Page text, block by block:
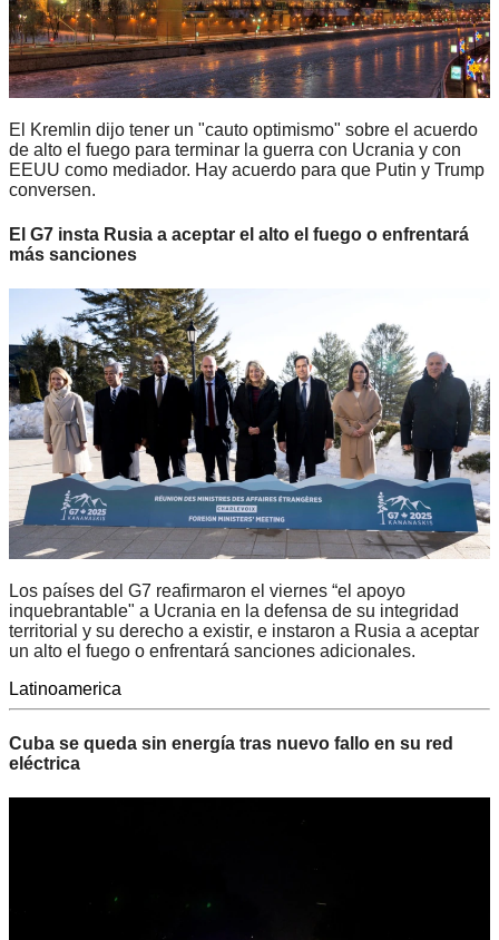
El Kremlin dijo tener un "cauto optimismo" sobre el acuerdo
de alto el fuego para terminar la guerra con Ucrania y con
EEUU como mediador. Hay acuerdo para que Putin y Trump
conversen.
El G7 insta Rusia a aceptar el alto el fuego o enfrentará
más sanciones
Los países del G7 reafirmaron el viernes “el apoyo
inquebrantable" a Ucrania en la defensa de su integridad
territorial y su derecho a existir, e instaron a Rusia a aceptar
un alto el fuego o enfrentará sanciones adicionales.
Latinoamerica
Cuba se queda sin energía tras nuevo fallo en su red
eléctrica